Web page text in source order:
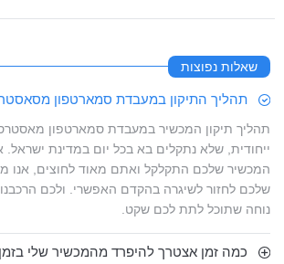
שאלות נפוצות
תהליך התיקון במעבדת סמארטפון
תהליך תיקון המכשיר במעבדת סמארטפון מאסטרס
ייחודית, שלא נתקלים בא בכל יום במדינת ישראל.
המכשיר שלכם התקלקל ואתם מאוד לחוצים, אנו
שלכם לחזור לשיגרה בהקדם האפשרי. ולכם
נוחה שתוכל לתת לכם שקט.
כמה זמן אצטרך להיפרד מהמכשיר שלי